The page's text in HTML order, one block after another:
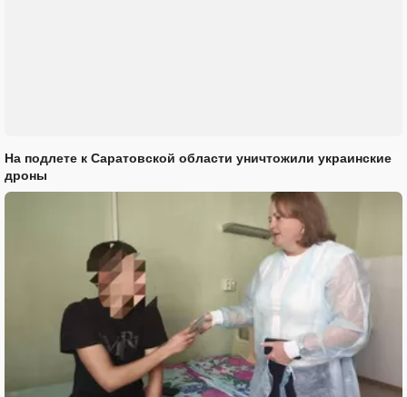
На подлете к Саратовской области уничтожили украинские
дроны